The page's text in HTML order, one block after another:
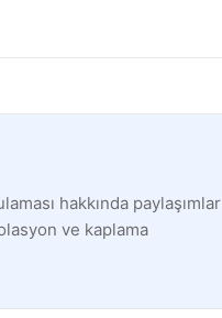
hakkında paylaşımlar
ve kaplama